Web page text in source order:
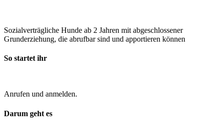
Sozialverträgliche Hunde ab 2 Jahren mit abgeschlossener
Grunderziehung, die abrufbar sind und apportieren können
So startet ihr
Anrufen und anmelden.
Darum geht es